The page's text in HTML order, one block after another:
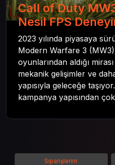
Call of Duty
Nesil FPS
2023 yılında piyasaya
Modern Warfare 3
oyunlarından aldığı
mekanik gelişimler ve
yapısıyla geleceğe
kampanya yapısından
kadar her şeyi
içeriği boyunca Call of
detaylarına inilecek ve
kullanımının
Siparişlerim